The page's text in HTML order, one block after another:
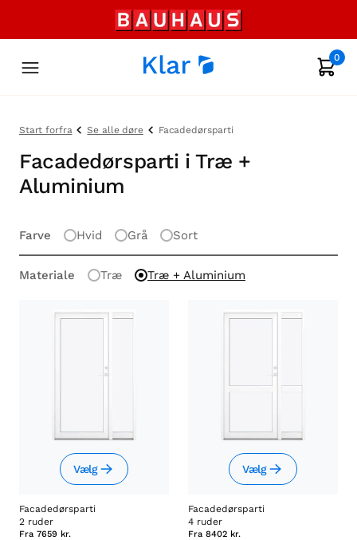
0
Start forfra Se alle døre Facadedørsparti
Facadedørsparti i Træ +
Aluminium
Farve Hvid Grå Sort
Materiale Træ Træ + Aluminium
Vælg
Facadedørsparti
2 ruder
Fra 7659 kr.
Vælg
Facadedørsparti
4 ruder
Fra 8402 kr.